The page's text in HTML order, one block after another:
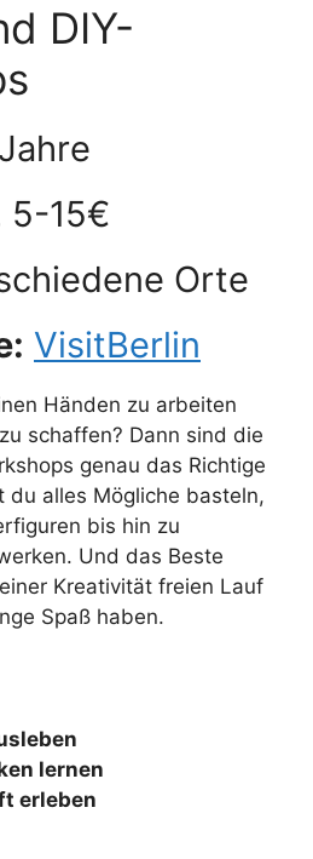
DIY-
5-15€
Orte
VisitBerlin
Händen zu arbeiten
schaffen? Dann sind die
genau das Richtige
du alles Mögliche basteln,
bis hin zu
Und das Beste
Kreativität freien Lauf
Spaß haben.
lernen
erleben